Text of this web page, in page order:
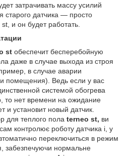
затрачивать массу усилий
старого датчика — просто
и он будет работать.
st обеспечит бесперебойную
даже в случае выхода из строя
в случае аварии
помещения). Ведь если у вас
системой обогрева
то нет времени на ожидание
и установит новый датчик.
для теплого пола terneo st, ви
контролює роботу датчика і, у
переключиться в режим
забезпечуючи нормальне